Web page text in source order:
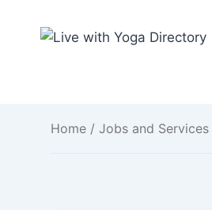
Home / Jobs and Services